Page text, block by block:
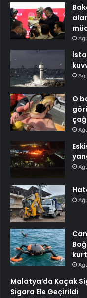
O
Malatya’da Kaçak
Sigara Ele Geçirildi